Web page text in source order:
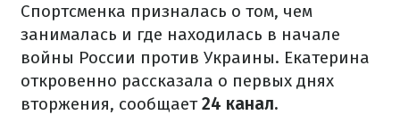
Спортсменка призналась о том, чем
занималась и где находилась в начале
войны России против Украины. Екатерина
откровенно рассказала о первых днях
вторжения, сообщает24 канал.